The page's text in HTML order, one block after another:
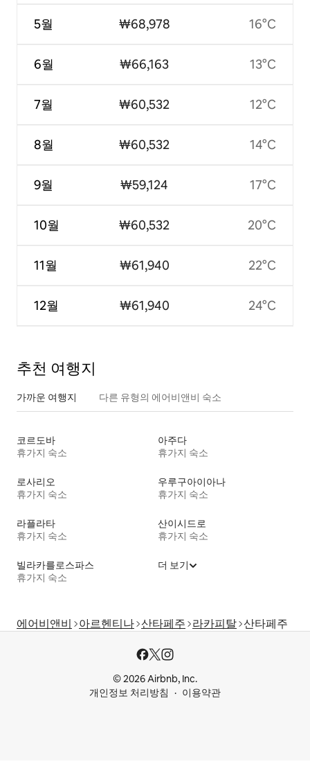
5월
6월
7월
8월
9월
10월
11월
12월
₩68,978
₩66,163
₩60,532
₩60,532
₩59,124
₩60,532
₩61,940
₩61,940
16°C
13°C
12°C
14°C
17°C
20°C
22°C
24°C
추천 여행지
가까운 여행지 다른 유형의 에어비앤비 숙소
코르도바
휴가지 숙소
아주다
휴가지 숙소
로사리오
휴가지 숙소
우루구아이아나
휴가지 숙소
라플라타
휴가지 숙소
산이시드로
휴가지 숙소
빌라카를로스파스
휴가지 숙소
더 보기
에어비앤비 아르헨티나 산타페주 라카피탈 산타페주
© 2026 Airbnb, Inc.
개인정보 처리방침
이용약관